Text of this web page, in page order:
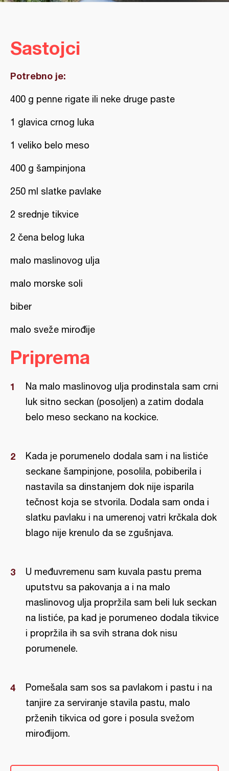
Sastojci
Potrebno je:
400 g penne rigate ili neke druge paste
1 glavica crnog luka
1 veliko belo meso
400 g šampinjona
250 ml slatke pavlake
2 srednje tikvice
2 čena belog luka
malo maslinovog ulja
malo morske soli
biber
malo sveže mirođije
Priprema
Na malo maslinovog ulja prodinstala sam crni
luk sitno seckan (posoljen) a zatim dodala
belo meso seckano na kockice.
Kada je porumenelo dodala sam i na listiće
seckane šampinjone, posolila, pobiberila i
nastavila sa dinstanjem dok nije isparila
tečnost koja se stvorila. Dodala sam onda i
slatku pavlaku i na umerenoj vatri krčkala dok
blago nije krenulo da se zgušnjava.
U međuvremenu sam kuvala pastu prema
uputstvu sa pakovanja a i na malo
maslinovog ulja propržila sam beli luk seckan
na listiće, pa kad je porumeneo dodala tikvice
i propržila ih sa svih strana dok nisu
porumenele.
Pomešala sam sos sa pavlakom i pastu i na
tanjire za serviranje stavila pastu, malo
prženih tikvica od gore i posula svežom
mirođijom.